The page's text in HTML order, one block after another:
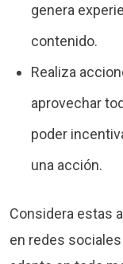
genera
contenido.
Realiza
aprovechar
poder
una acción.
Considera estas
en redes